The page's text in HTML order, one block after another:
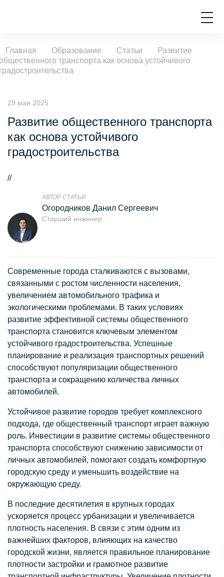
Главная Образование Статьи
Развитие
транспорта как основа устойчивого
29 мая 2025
Развитие общественного транспорта
как основа устойчивого
градостроительства
//
АВТОР СТАТЬИ
Огородников Данил Сергеевич
Старший инженер
Современные города сталкиваются с вызовами,
связанными с ростом численности населения,
увеличением автомобильного трафика и
экологическими проблемами. В таких условиях
развитие эффективной системы общественного
транспорта становится ключевым элементом
устойчивого градостроительства. Успешные
планирование и реализация транспортных решений
способствуют популяризации общественного
транспорта и сокращению количества личных
автомобилей.
Устойчивое развитие городов требует комплексного
подхода, где общественный транспорт играет важную
роль. Инвестиции в развитие системы общественного
транспорта способствуют снижению зависимости от
личных автомобилей, помогают создать комфортную
городскую среду и уменьшить воздействие на
окружающую среду.
В последние десятилетия в крупных городах
ускоряется процесс урбанизации и увеличивается
плотность населения. В связи с этим одним из
важнейших факторов, влияющих на качество
городской жизни, является правильное планирование
плотности застройки и грамотное развитие